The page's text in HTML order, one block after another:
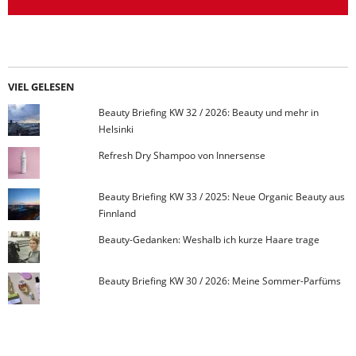
VIEL GELESEN
Beauty Briefing KW 32 / 2026: Beauty und mehr in
Helsinki
Refresh Dry Shampoo von Innersense
Beauty Briefing KW 33 / 2025: Neue Organic Beauty aus
Finnland
Beauty-Gedanken: Weshalb ich kurze Haare trage
Beauty Briefing KW 30 / 2026: Meine Sommer-Parfüms